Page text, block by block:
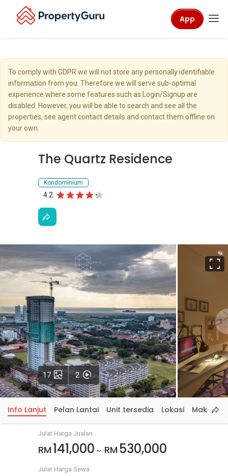
App
To comply with GDPR we will not store any personally identifiable
information from you. Therefore we will serve sub-optimal
experience where some features such as Login/Signup are
disabled. However, you will be able to search and see all the
properties, see agent contact details and contact them offline on
your own.
The Quartz Residence
Kondominium
4.2
17 Gambar
2 Video
Info Lanjut Pelan Lantai Unit tersedia Lokasi
Julat Harga Jualan
RM 141,000 ~ RM 530,000
Julat Harga Sewa